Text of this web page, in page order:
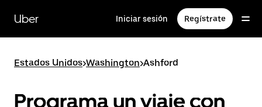
contenido
principal
Uber Iniciar sesión Regístrate
Estados Unidos>Washington>Ashford
Programa un viaje con